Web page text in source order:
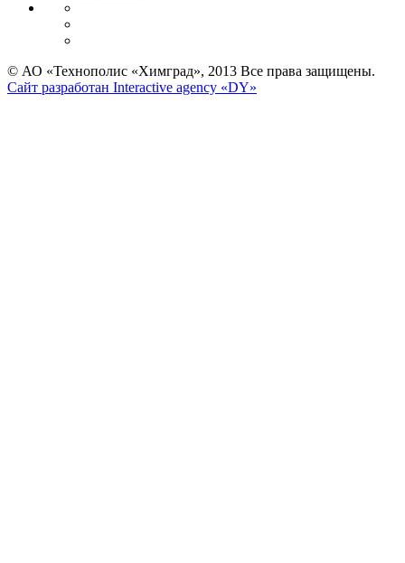
© АО «Технополис «Химград», 2013 Все права защищены.
Сайт разработан Interactive agency «DY»